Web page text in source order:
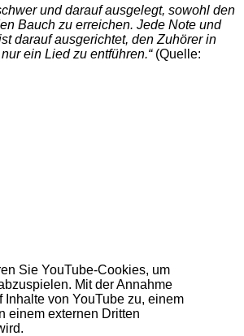
und darauf ausgelegt, sowohl den
Bauch zu erreichen. Jede Note und
darauf ausgerichtet, den Zuhörer in
ein Lied zu entführen.“(Quelle:
Sie YouTube-Cookies, um
Mit der Annahme
Inhalte von YouTube zu, einem
einem externen Dritten